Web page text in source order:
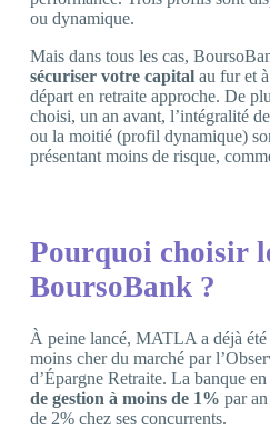
ou dynamique.
Mais dans tous les cas,
sécuriser votre capital au fur et
départ en retraite approche. De
choisi, un an avant, l’intégralité
ou la moitié (profil dynamique)
présentant moins de risque,
Pourquoi choisir
BoursoBank ?
À peine lancé, MATLA a déjà été
moins cher du marché par
d’Épargne Retraite. La banque
de gestion à moins de 1% par
de 2% chez ses concurrents.